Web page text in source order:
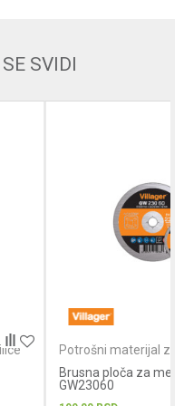
SVIDI
Potrošni materijal za
Brusna ploča za
GW23060